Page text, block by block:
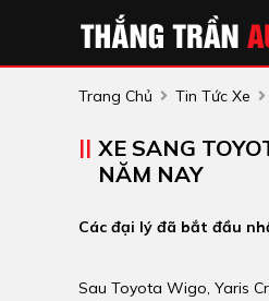
Trang Chủ Tin Tức Xe
XE SANG
NĂM NAY
Các đại lý đã bắt đầu
Sau Toyota Wigo, Yaris